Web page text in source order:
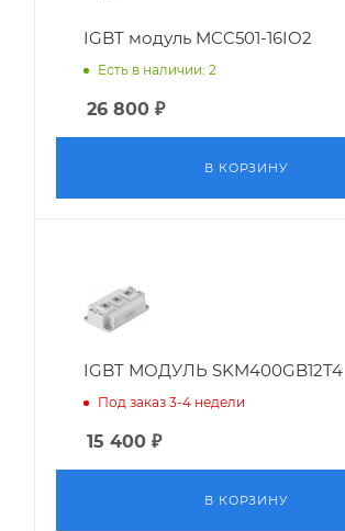
IGBT модуль MCC501-16IO2
Есть в наличии: 2
26 800 ₽
В КОРЗИНУ
IGBT МОДУЛЬ SKM400GB12T4
Под заказ 3-4 недели
15 400 ₽
В КОРЗИНУ